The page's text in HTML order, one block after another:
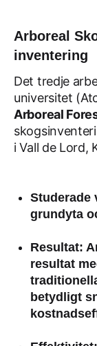
Arboreal
inventering
Det tredje
universitet
Arboreal
i Vall de Lord,
Studerade
grundyta
Resultat:
resultat
betydligt